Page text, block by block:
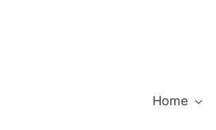
Home